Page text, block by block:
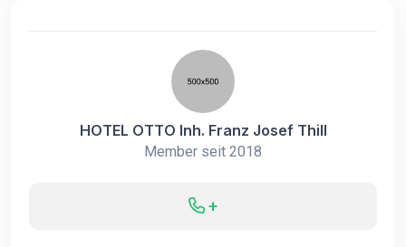
HOTEL OTTO Inh. Franz Josef Thill
Member seit 2018
+